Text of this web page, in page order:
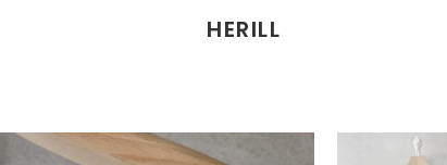
JEWELRY ED ROBERT JUDSON
HERILL